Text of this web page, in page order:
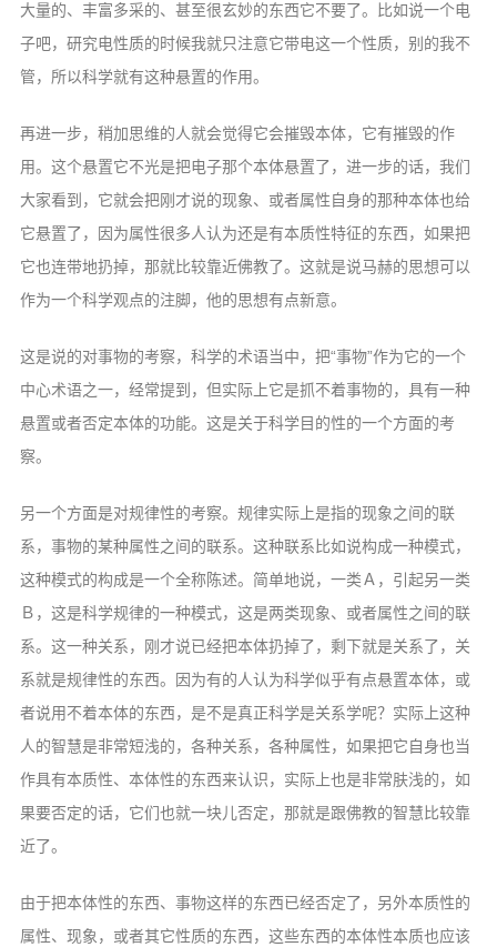
大量的、丰富多采的、甚至很玄妙的东西它不要了。比如说一个电
子吧，研究电性质的时候我就只注意它带电这一个性质，别的我不
管，所以科学就有这种悬置的作用。
再进一步，稍加思维的人就会觉得它会摧毁本体，它有摧毁的作
用。这个悬置它不光是把电子那个本体悬置了，进一步的话，我们
大家看到，它就会把刚才说的现象、或者属性自身的那种本体也给
它悬置了，因为属性很多人认为还是有本质性特征的东西，如果把
它也连带地扔掉，那就比较靠近佛教了。这就是说马赫的思想可以
作为一个科学观点的注脚，他的思想有点新意。
这是说的对事物的考察，科学的术语当中，把“事物”作为它的一个
中心术语之一，经常提到，但实际上它是抓不着事物的，具有一种
悬置或者否定本体的功能。这是关于科学目的性的一个方面的考
察。
另一个方面是对规律性的考察。规律实际上是指的现象之间的联
系，事物的某种属性之间的联系。这种联系比如说构成一种模式，
这种模式的构成是一个全称陈述。简单地说，一类Ａ，引起另一类
Ｂ，这是科学规律的一种模式，这是两类现象、或者属性之间的联
系。这一种关系，刚才说已经把本体扔掉了，剩下就是关系了，关
系就是规律性的东西。因为有的人认为科学似乎有点悬置本体，或
者说用不着本体的东西，是不是真正科学是关系学呢？实际上这种
人的智慧是非常短浅的，各种关系，各种属性，如果把它自身也当
作具有本质性、本体性的东西来认识，实际上也是非常肤浅的，如
果要否定的话，它们也就一块儿否定，那就是跟佛教的智慧比较靠
近了。
由于把本体性的东西、事物这样的东西已经否定了，另外本质性的
属性、现象，或者其它性质的东西，这些东西的本体性本质也应该